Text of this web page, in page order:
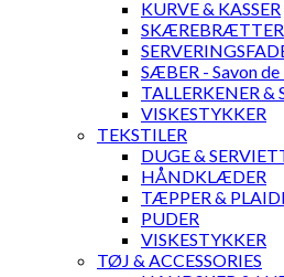
KURVE & KASSER
SKÆREBRÆTTER
SÆBER - Savon
TALLERKENER &
VISKESTYKKER
TEKSTILER
DUGE &
HÅNDKLÆDER
TÆPPER &
PUDER
VISKESTYKKER
TØJ & ACCESSORIES